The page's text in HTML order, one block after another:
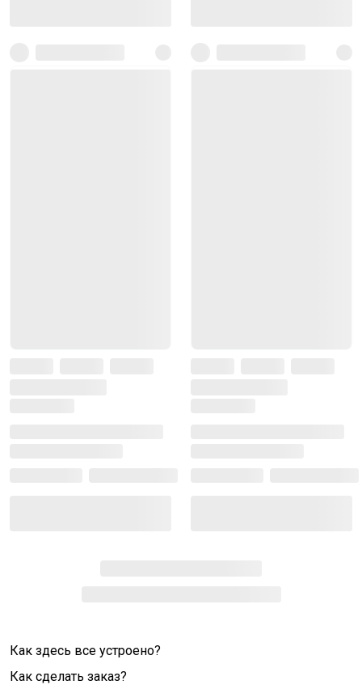
Как здесь все устроено?
Как сделать заказ?